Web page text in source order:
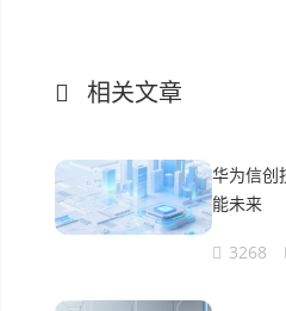
相关文章
华为信创
能未来
3268